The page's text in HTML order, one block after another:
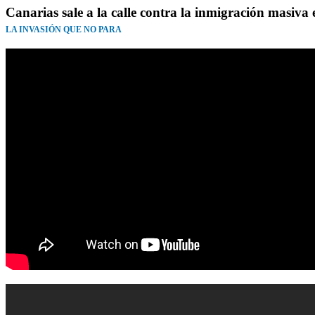
Canarias sale a la calle contra la inmigración masiva
LA INVASIÓN QUE NO PARA